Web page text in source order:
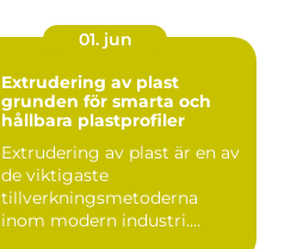
01. jun
Extrudering av plast
grunden för smarta och
hållbara plastprofiler
Extrudering av plast är en av
de viktigaste
tillverkningsmetoderna
inom modern industri.